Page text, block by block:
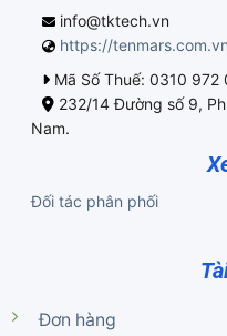
info@tktech.vn
https://tenmars.com.vn
Mã Số Thuế: 0310 972
232/14 Đường số 9,
Nam.
Đối tác phân phối
Đơn hàng